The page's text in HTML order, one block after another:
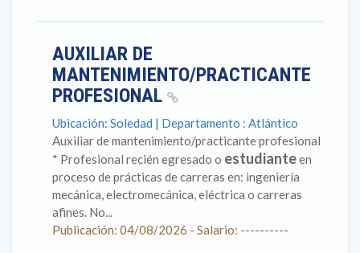
AUXILIAR DE
MANTENIMIENTO/PRACTICANTE
PROFESIONAL
Ubicación: Soledad | Departamento : Atlántico
Auxiliar de mantenimiento/practicante profesional
* Profesional recién egresado o estudianteen
proceso de prácticas de carreras en: ingeniería
mecánica, electromecánica, eléctrica o carreras
afines. No...
Publicación: 04/08/2026 - Salario: ----------